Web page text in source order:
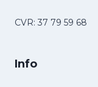
CVR: 37 79 59 68
Info